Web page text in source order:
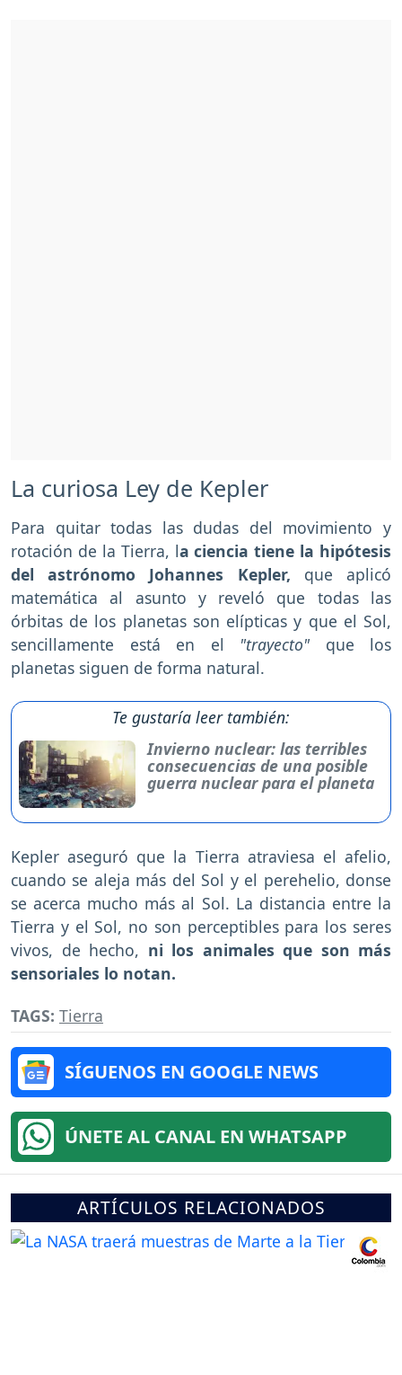
La curiosa Ley de Kepler
Para quitar todas las dudas del movimiento y
rotación de la Tierra, la ciencia tiene la hipótesis
del astrónomo Johannes Kepler, que aplicó
matemática al asunto y reveló que todas las
órbitas de los planetas son elípticas y que el Sol,
sencillamente está en el "trayecto" que los
planetas siguen de forma natural.
Te gustaría leer también:
Invierno nuclear: las terribles
consecuencias de una posible
guerra nuclear para el planeta
Kepler aseguró que la Tierra atraviesa el afelio,
cuando se aleja más del Sol y el perehelio, donse
se acerca mucho más al Sol. La distancia entre la
Tierra y el Sol, no son perceptibles para los seres
vivos, de hecho, ni los animales que son más
sensoriales lo notan.
TAGS: Tierra
SÍGUENOS EN GOOGLE NEWS
ÚNETE AL CANAL EN WHATSAPP
ARTÍCULOS RELACIONADOS